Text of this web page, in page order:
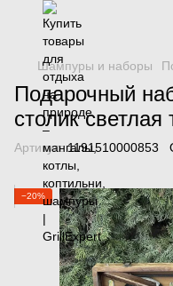
Шампуры и наборы
Подарочный
столик светлая
Артикул:1191510000853
−20%